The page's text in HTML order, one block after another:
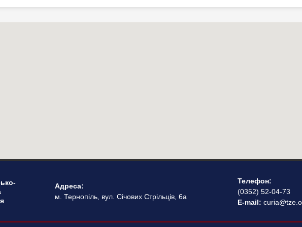
Адреса:
м. Тернопіль, вул. Січових Стрільців, 6а
Телефон:
(0352) 52-04-73
E-mail: